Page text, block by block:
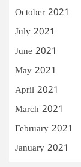
October 2021
July 2021
June 2021
May 2021
April 2021
March 2021
February 2021
January 2021